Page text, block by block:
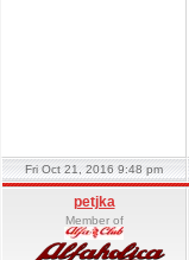
Fri Oct 21, 2016 9:48 pm
petjka
Member of